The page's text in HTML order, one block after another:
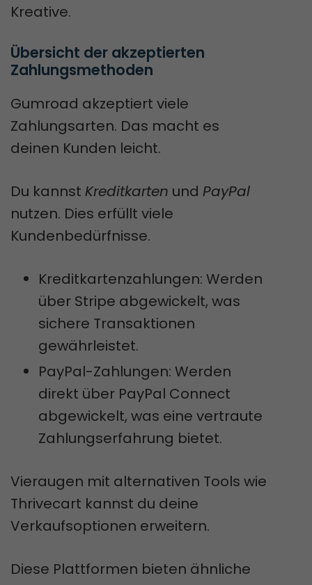
Kreative.
Übersicht der akzeptierten
Zahlungsmethoden
Gumroad akzeptiert viele
Zahlungsarten. Das macht es
deinen Kunden leicht.
Du kannst Kreditkarten und PayPal
nutzen. Dies erfüllt viele
Kundenbedürfnisse.
Kreditkartenzahlungen: Werden
über Stripe abgewickelt, was
sichere Transaktionen
gewährleistet.
PayPal-Zahlungen: Werden
direkt über PayPal Connect
abgewickelt, was eine vertraute
Zahlungserfahrung bietet.
Vieraugen mit alternativen Tools wie
Thrivecart kannst du deine
Verkaufsoptionen erweitern.
Diese Plattformen bieten ähnliche